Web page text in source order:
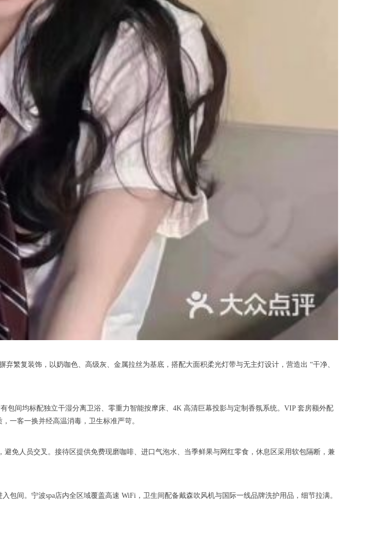
繁复装饰，以奶咖色、高级灰、金属拉丝为基底，搭配大面积柔光灯带与无主灯设计，营造出 “干净、
间均标配独立干湿分离卫浴、零重力智能按摩床、4K 高清巨幕投影与定制香氛系统。VIP 套房额外配
一客一换并经高温消毒，卫生标准严苛。
人员交叉。接待区提供免费现磨咖啡、进口气泡水、当季鲜果与网红零食，休息区采用软包隔断，兼
间。宁波spa店内全区域覆盖高速 WiFi，卫生间配备戴森吹风机与国际一线品牌洗护用品，细节拉满。